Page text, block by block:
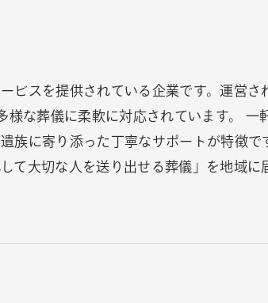
ビスを提供されている企業です。運営さ
な葬儀に柔軟に対応されています。 一
族に寄り添った丁寧なサポートが特徴で
大切な人を送り出せる葬儀」を地域に